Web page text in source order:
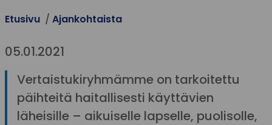
Etusivu Ajankohtaista
05.01.2021
Vertaistukiryhmämme on tarkoitettu
päihteitä haitallisesti käyttävien
läheisille – aikuiselle lapselle, puolisolle,